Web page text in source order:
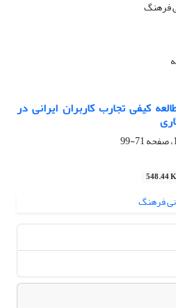
کیفی تجارب کاربران ایرانی در
71-99
548.44 K